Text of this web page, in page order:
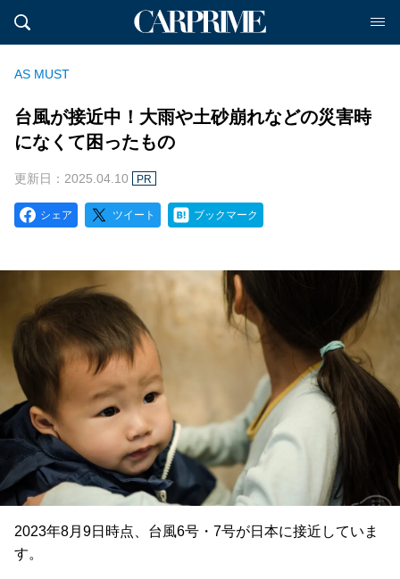
AS MUST
台風が接近中！大雨や土砂崩れなどの災害時
になくて困ったもの
更新日：2025.04.10 PR
シェア ツイート ブックマーク
2023年8月9日時点、台風6号・7号が日本に接近していま
す。